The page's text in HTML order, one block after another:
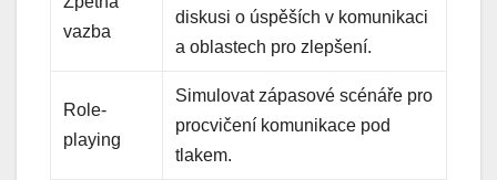
vazba
diskusi o úspěších v komunikaci
a oblastech pro zlepšení.
Role-
playing
Simulovat zápasové scénáře pro
procvičení komunikace pod
tlakem.